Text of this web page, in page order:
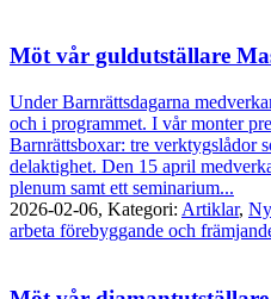
Möt vår guldutställare
Under Barnrättsdagarna
och i programmet. I vår monter
Barnrättsboxar: tre verktygslådor
delaktighet. Den 15 april
plenum samt ett seminarium...
2026-02-06, Kategori: Artiklar,
arbeta förebyggande och